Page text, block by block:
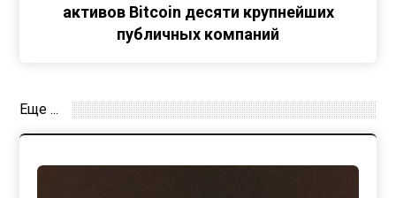
активов Bitcoin десяти крупнейших
публичных компаний
Еще ...